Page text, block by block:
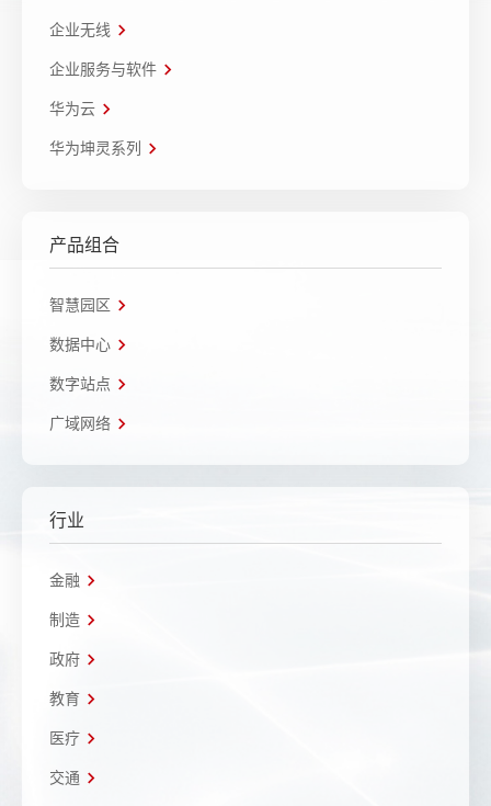
企业无线
企业服务与软件
华为云
华为坤灵系列
产品组合
智慧园区
数据中心
数字站点
广域网络
行业
金融
制造
政府
教育
医疗
交通